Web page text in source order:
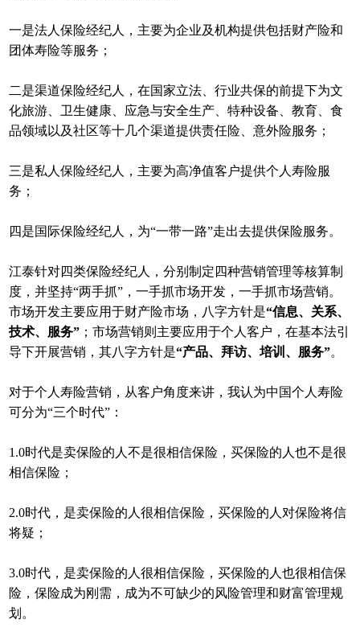
一是法人保险经纪人，主要为企业及机构提供包括财产险和
团体寿险等服务；
二是渠道保险经纪人，在国家立法、行业共保的前提下为文
化旅游、卫生健康、应急与安全生产、特种设备、教育、食
品领域以及社区等十几个渠道提供责任险、意外险服务；
三是私人保险经纪人，主要为高净值客户提供个人寿险服
务；
四是国际保险经纪人，为“一带一路”走出去提供保险服务。
江泰针对四类保险经纪人，分别制定四种营销管理等核算制
度，并坚持“两手抓”，一手抓市场开发，一手抓市场营销。
市场开发主要应用于财产险市场，八字方针是“信息、关系、
技术、服务” ；市场营销则主要应用于个人客户，在基本法引
导下开展营销，其八字方针是“产品、拜访、培训、服务”。
对于个人寿险营销，从客户角度来讲，我认为中国个人寿险
可分为“三个时代”：
1.0时代是卖保险的人不是很相信保险，买保险的人也不是很
相信保险；
2.0时代，是卖保险的人很相信保险，买保险的人对保险将信
将疑；
3.0时代，是卖保险的人很相信保险，买保险的人也很相信保
险，保险成为刚需，成为不可缺少的风险管理和财富管理规
划。